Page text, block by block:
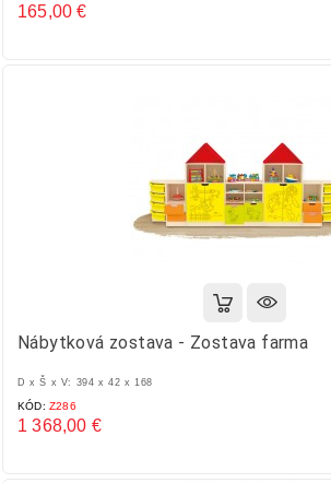
165,00 €
Nábytková zostava - Zostava farma
D x Š x V: 394 x 42 x 168
KÓD: Z286
1 368,00 €